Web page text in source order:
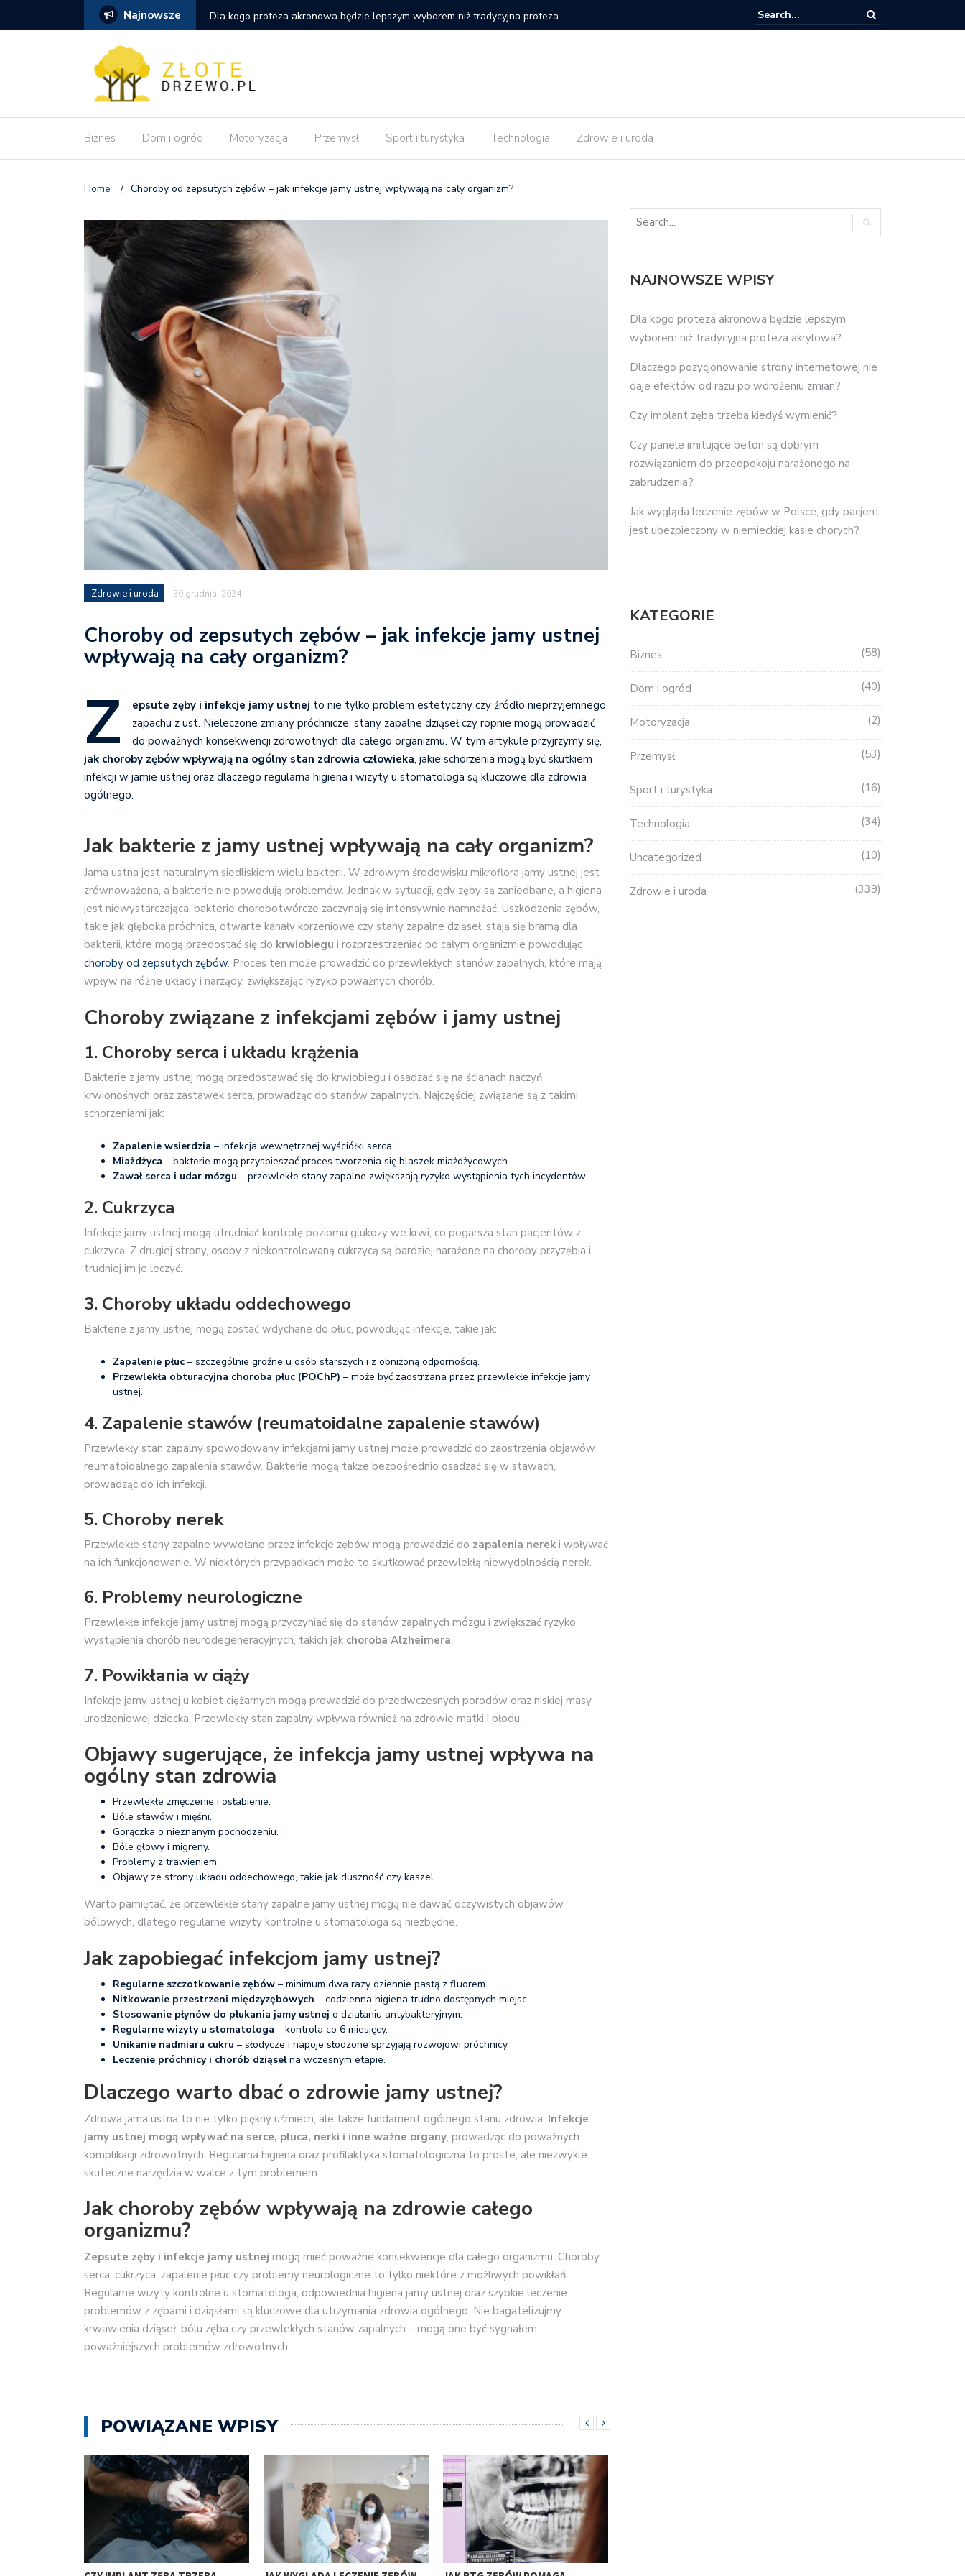
Najnowsze
wyborem niż tradycyjna proteza
Dlaczego pozycjonowanie strony internetowej nie daje efektów od razu po
wdrożeniu zmian?
Czy implant zęba trzeba kiedyś wymienić?
Biznes Dom i ogród Motoryzacja Przemysł Sport i turystyka Technologia Zdrowie i uroda
Home / Choroby od zepsutych zębów – jak infekcje jamy ustnej wpływają na cały organizm?
Zdrowie i uroda 30 grudnia, 2024
Choroby od zepsutych zębów – jak infekcje jamy ustnej
wpływają na cały organizm?
Z epsute zęby i infekcje jamy ustnej to nie tylko problem estetyczny czy źródło nieprzyjemnego
zapachu z ust. Nieleczone zmiany próchnicze, stany zapalne dziąseł czy ropnie mogą prowadzić
do poważnych konsekwencji zdrowotnych dla całego organizmu. W tym artykule przyjrzymy się,
jak choroby zębów wpływają na ogólny stan zdrowia człowieka, jakie schorzenia mogą być skutkiem
infekcji w jamie ustnej oraz dlaczego regularna higiena i wizyty u stomatologa są kluczowe dla zdrowia
ogólnego.
Jak bakterie z jamy ustnej wpływają na cały organizm?
Jama ustna jest naturalnym siedliskiem wielu bakterii. W zdrowym środowisku mikroflora jamy ustnej jest
zrównoważona, a bakterie nie powodują problemów. Jednak w sytuacji, gdy zęby są zaniedbane, a higiena
jest niewystarczająca, bakterie chorobotwórcze zaczynają się intensywnie namnażać. Uszkodzenia zębów,
takie jak głęboka próchnica, otwarte kanały korzeniowe czy stany zapalne dziąseł, stają się bramą dla
bakterii, które mogą przedostać się do krwiobiegu i rozprzestrzeniać po całym organizmie powodując
choroby od zepsutych zębów. Proces ten może prowadzić do przewlekłych stanów zapalnych, które mają
wpływ na różne układy i narządy, zwiększając ryzyko poważnych chorób.
Choroby związane z infekcjami zębów i jamy ustnej
1. Choroby serca i układu krążenia
Bakterie z jamy ustnej mogą przedostawać się do krwiobiegu i osadzać się na ścianach naczyń
krwionośnych oraz zastawek serca, prowadząc do stanów zapalnych. Najczęściej związane są z takimi
schorzeniami jak:
Zapalenie wsierdzia – infekcja wewnętrznej wyściółki serca.
Miażdżyca – bakterie mogą przyspieszać proces tworzenia się blaszek miażdżycowych.
Zawał serca i udar mózgu – przewlekłe stany zapalne zwiększają ryzyko wystąpienia tych incydentów.
2. Cukrzyca
Infekcje jamy ustnej mogą utrudniać kontrolę poziomu glukozy we krwi, co pogarsza stan pacjentów z
cukrzycą. Z drugiej strony, osoby z niekontrolowaną cukrzycą są bardziej narażone na choroby przyzębia i
trudniej im je leczyć.
3. Choroby układu oddechowego
Bakterie z jamy ustnej mogą zostać wdychane do płuc, powodując infekcje, takie jak:
Zapalenie płuc – szczególnie groźne u osób starszych i z obniżoną odpornością.
Przewlekła obturacyjna choroba płuc (POChP) – może być zaostrzana przez przewlekłe infekcje jamy
ustnej.
4. Zapalenie stawów (reumatoidalne zapalenie stawów)
Przewlekły stan zapalny spowodowany infekcjami jamy ustnej może prowadzić do zaostrzenia objawów
reumatoidalnego zapalenia stawów. Bakterie mogą także bezpośrednio osadzać się w stawach,
prowadząc do ich infekcji.
5. Choroby nerek
Przewlekłe stany zapalne wywołane przez infekcje zębów mogą prowadzić do zapalenia nerek i wpływać
na ich funkcjonowanie. W niektórych przypadkach może to skutkować przewlekłą niewydolnością nerek.
6. Problemy neurologiczne
Przewlekłe infekcje jamy ustnej mogą przyczyniać się do stanów zapalnych mózgu i zwiększać ryzyko
wystąpienia chorób neurodegeneracyjnych, takich jak choroba Alzheimera.
7. Powikłania w ciąży
Infekcje jamy ustnej u kobiet ciężarnych mogą prowadzić do przedwczesnych porodów oraz niskiej masy
urodzeniowej dziecka. Przewlekły stan zapalny wpływa również na zdrowie matki i płodu.
Objawy sugerujące, że infekcja jamy ustnej wpływa na
ogólny stan zdrowia
Przewlekłe zmęczenie i osłabienie.
Bóle stawów i mięśni.
Gorączka o nieznanym pochodzeniu.
Bóle głowy i migreny.
Problemy z trawieniem.
Objawy ze strony układu oddechowego, takie jak duszność czy kaszel.
Warto pamiętać, że przewlekłe stany zapalne jamy ustnej mogą nie dawać oczywistych objawów
bólowych, dlatego regularne wizyty kontrolne u stomatologa są niezbędne.
Jak zapobiegać infekcjom jamy ustnej?
Regularne szczotkowanie zębów – minimum dwa razy dziennie pastą z fluorem.
Nitkowanie przestrzeni międzyzębowych – codzienna higiena trudno dostępnych miejsc.
Stosowanie płynów do płukania jamy ustnej o działaniu antybakteryjnym.
Regularne wizyty u stomatologa – kontrola co 6 miesięcy.
Unikanie nadmiaru cukru – słodycze i napoje słodzone sprzyjają rozwojowi próchnicy.
Leczenie próchnicy i chorób dziąsełna wczesnym etapie.
Dlaczego warto dbać o zdrowie jamy ustnej?
Zdrowa jama ustna to nie tylko piękny uśmiech, ale także fundament ogólnego stanu zdrowia. Infekcje
jamy ustnej mogą wpływać na serce, płuca, nerki i inne ważne organy, prowadząc do poważnych
komplikacji zdrowotnych. Regularna higiena oraz profilaktyka stomatologiczna to proste, ale niezwykle
skuteczne narzędzia w walce z tym problemem.
Jak choroby zębów wpływają na zdrowie całego
organizmu?
Zepsute zęby i infekcje jamy ustnej mogą mieć poważne konsekwencje dla całego organizmu. Choroby
serca, cukrzyca, zapalenie płuc czy problemy neurologiczne to tylko niektóre z możliwych powikłań.
Regularne wizyty kontrolne u stomatologa, odpowiednia higiena jamy ustnej oraz szybkie leczenie
problemów z zębami i dziąsłami są kluczowe dla utrzymania zdrowia ogólnego. Nie bagatelizujmy
krwawienia dziąseł, bólu zęba czy przewlekłych stanów zapalnych – mogą one być sygnałem
poważniejszych problemów zdrowotnych.
POWIĄZANE WPISY
NAJNOWSZE WPISY
Dla kogo proteza akronowa będzie lepszym
wyborem niż tradycyjna proteza akrylowa?
Dlaczego pozycjonowanie strony internetowej nie
daje efektów od razu po wdrożeniu zmian?
Czy implant zęba trzeba kiedyś wymienić?
Czy panele imitujące beton są dobrym
rozwiązaniem do przedpokoju narażonego na
zabrudzenia?
Jak wygląda leczenie zębów w Polsce, gdy pacjent
jest ubezpieczony w niemieckiej kasie chorych?
KATEGORIE
Biznes 58
Dom i ogród 40
Motoryzacja 2
Przemysł 53
Sport i turystyka 16
Technologia 34
Uncategorized 10
Zdrowie i uroda 339